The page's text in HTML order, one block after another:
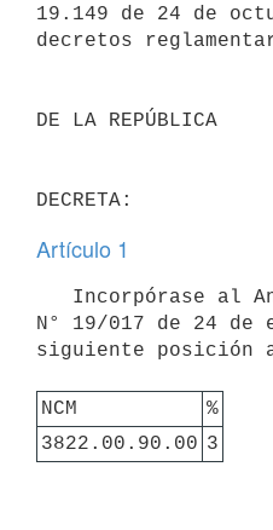
19.149 de 24 de
decretos
DE LA REPÚBLICA
Artículo 1
N° 19/017 de 24 de
siguiente posición
NCM
%
3822.00.90.00 3